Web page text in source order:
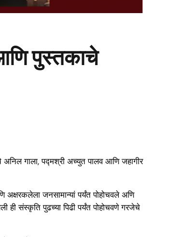
पुस्तकाचे
अनिल गाला, पद्मश्री अच्युत पालव आणि जहागीर
अक्षरकलेला जनसामान्यां पर्यंत पोहोचवले अणि
ही संस्कृति पुढच्या पिढी पर्यंत पोहोचवणे गरजेचे